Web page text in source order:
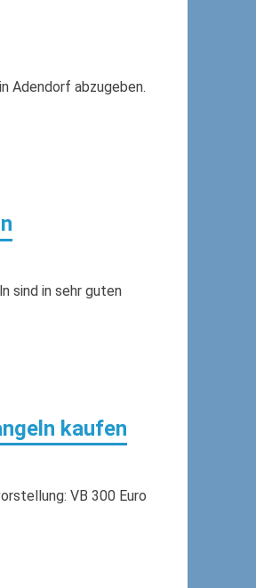
Adendorf abzugeben.
sind in sehr guten
kaufen
VB 300 Euro